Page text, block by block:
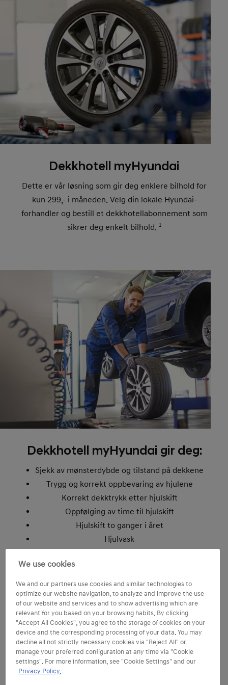
Dekkhotell myHyundai
Dette er vår løsning som gir deg enklere bilhold for
kun 299,- i måneden. Velg din lokale Hyundai-
forhandler og bestill et dekkhotellabonnement som
sikrer deg enkelt bilhold. 1
Dekkhotell myHyundai gir deg:
Sjekk av mønsterdybde og tilstand på dekkene
Trygg og korrekt oppbevaring av hjulene
Korrekt dekktrykk etter hjulskift
Oppfølging av time til hjulskift
Hjulskift to ganger i året
Hjulvask
Registrering og bestilling
We use cookies
We and our partners use cookies and similar technologies to
optimize our website navigation, to analyze and improve the use
of our website and services and to show advertising which are
relevant for you based on your browsing habits. By clicking
"Accept All Cookies", you agree to the storage of cookies on your
device and the corresponding processing of your data. You may
decline all not strictly necessary cookies via "Reject All" or
manage your preferred configuration at any time via "Cookie
settings". For more information, see "Cookie Settings" and our
Privacy Policy.